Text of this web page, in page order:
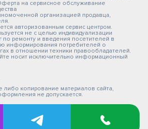
на сервисное обслуживание
организацией продавца,
авторизованным сервис центром.
не с целью индивидуализации
по ремонту и введения посетителей в
информирования потребителей о
в отношении техники правообладателей.
носит исключительно информационный
копирование материалов сайта,
не допускается.